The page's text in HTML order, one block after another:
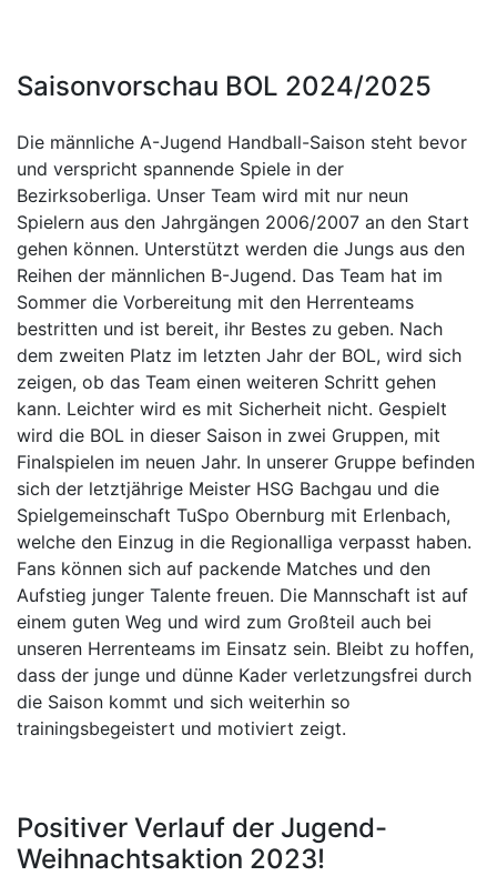
Saisonvorschau BOL 2024/2025
Die männliche A-Jugend Handball-Saison steht bevor
und verspricht spannende Spiele in der
Bezirksoberliga. Unser Team wird mit nur neun
Spielern aus den Jahrgängen 2006/2007 an den Start
gehen können. Unterstützt werden die Jungs aus den
Reihen der männlichen B-Jugend. Das Team hat im
Sommer die Vorbereitung mit den Herrenteams
bestritten und ist bereit, ihr Bestes zu geben. Nach
dem zweiten Platz im letzten Jahr der BOL, wird sich
zeigen, ob das Team einen weiteren Schritt gehen
kann. Leichter wird es mit Sicherheit nicht. Gespielt
wird die BOL in dieser Saison in zwei Gruppen, mit
Finalspielen im neuen Jahr. In unserer Gruppe befinden
sich der letztjährige Meister HSG Bachgau und die
Spielgemeinschaft TuSpo Obernburg mit Erlenbach,
welche den Einzug in die Regionalliga verpasst haben.
Fans können sich auf packende Matches und den
Aufstieg junger Talente freuen. Die Mannschaft ist auf
einem guten Weg und wird zum Großteil auch bei
unseren Herrenteams im Einsatz sein. Bleibt zu hoffen,
dass der junge und dünne Kader verletzungsfrei durch
die Saison kommt und sich weiterhin so
trainingsbegeistert und motiviert zeigt.
Positiver Verlauf der Jugend-
Weihnachtsaktion 2023!